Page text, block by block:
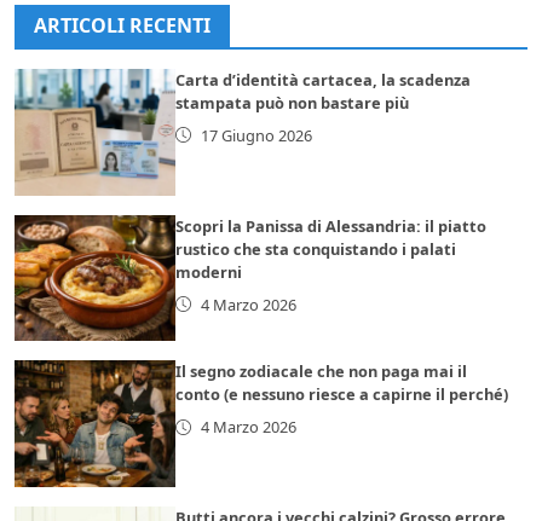
ARTICOLI RECENTI
Carta d’identità cartacea, la scadenza
stampata può non bastare più
17 Giugno 2026
Scopri la Panissa di Alessandria: il piatto
rustico che sta conquistando i palati
moderni
4 Marzo 2026
Il segno zodiacale che non paga mai il
conto (e nessuno riesce a capirne il perché)
4 Marzo 2026